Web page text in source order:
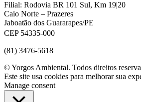
Filial: Rodovia BR 101 Sul, Km 19|20
Caio Norte – Prazeres
Jaboatão dos Guararapes/PE
CEP 54335-000
(81) 3476-5618
© Yorgos Ambiental. Todos direitos
Este site usa cookies para melhorar sua
Manage consent